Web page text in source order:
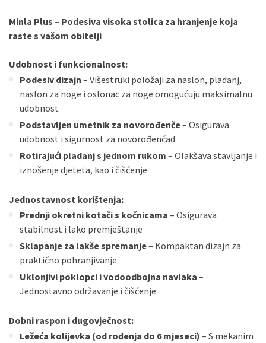
Minla Plus – Podesiva visoka stolica za hranjenje koja
raste s vašom obitelji
Udobnost i funkcionalnost:
Podesiv dizajn – Višestruki položaji za naslon, pladanj,
naslon za noge i oslonac za noge omogućuju maksimalnu
udobnost
Podstavljen umetnik za novorođenče– Osigurava
udobnost i sigurnost za novorođenčad
Rotirajući pladanj s jednom rukom – Olakšava stavljanje i
iznošenje djeteta, kao i čišćenje
Jednostavnost korištenja:
Prednji okretni kotači s kočnicama – Osigurava
stabilnost i lako premještanje
Sklapanje za lakše spremanje– Kompaktan dizajn za
praktično pohranjivanje
Uklonjivi poklopci i vodoodbojna navlaka –
Jednostavno održavanje i čišćenje
Dobni raspon i dugovječnost:
Ležeća kolijevka (od rođenja do 6 mjeseci) – S mekanim